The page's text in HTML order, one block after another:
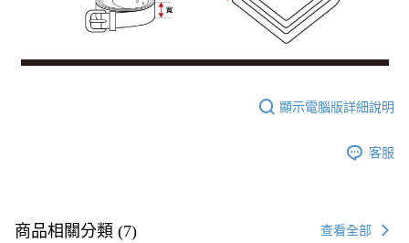
顯示電腦版詳細說明
客服
商品相關分類 (7) 查看全部